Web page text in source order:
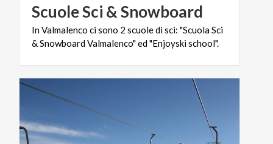
ScuoleSci &Snowboard
InValmalenco cisono 2 scuoledisci: "ScuolaSci
&SnowboardValmalenco"ed"Enjoyskischool".